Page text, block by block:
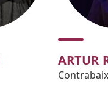
ARTUR
Contrabaix